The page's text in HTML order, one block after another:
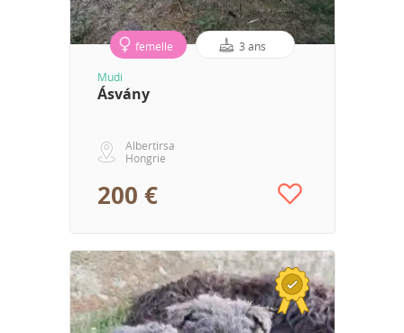
femelle 3 ans
Mudi
Ásvány
Albertirsa
Hongrie
200 €